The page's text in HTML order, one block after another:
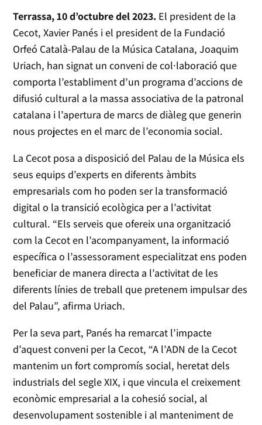
Terrassa, 10 d’octubre del 2023. El president de la
Cecot, Xavier Panés i el president de la Fundació
Orfeó Català-Palau de la Música Catalana, Joaquim
Uriach, han signat un conveni de col·laboració que
comporta l’establiment d’un programa d’accions de
difusió cultural a la massa associativa de la patronal
catalana i l’apertura de marcs de diàleg que generin
nous projectes en el marc de l’economia social.
La Cecot posa a disposició del Palau de la Música els
seus equips d’experts en diferents àmbits
empresarials com ho poden ser la transformació
digital o la transició ecològica per a l’activitat
cultural. “Els serveis que ofereix una organització
com la Cecot en l’acompanyament, la informació
específica o l’assessorament especialitzat ens poden
beneficiar de manera directa a l’activitat de les
diferents línies de treball que pretenem impulsar des
del Palau”, afirma Uriach.
Per la seva part, Panés ha remarcat l’impacte
d’aquest conveni per la Cecot, “A l’ADN de la Cecot
mantenim un fort compromís social, heretat dels
industrials del segle XIX, i que vincula el creixement
econòmic empresarial a la cohesió social, al
desenvolupament sostenible i al manteniment de